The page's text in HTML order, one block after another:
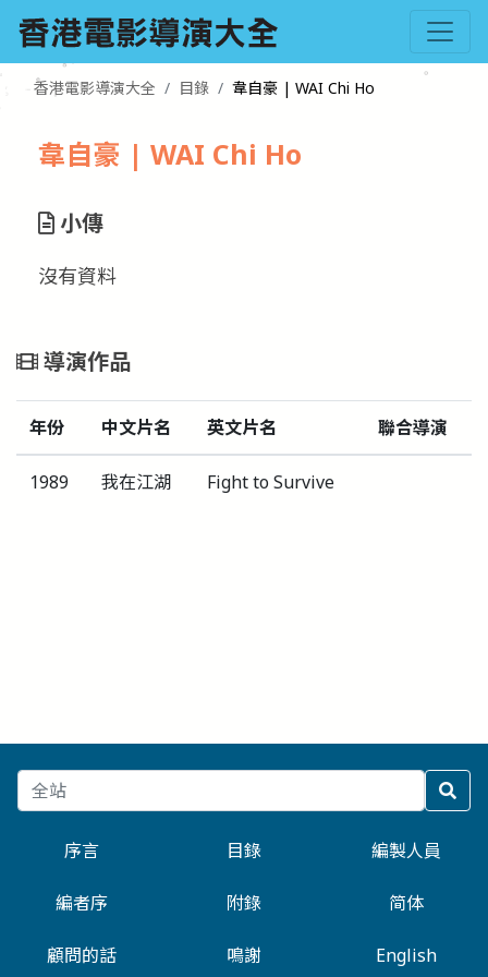
香港電影導演大全 目錄 韋自豪 | WAI Chi Ho
韋自豪 | WAI Chi Ho
小傳
沒有資料
導演作品
年份 中文片名 英文片名 聯合導演
1989 我在江湖 Fight to Survive
序言 目錄 編製人員
編者序 附錄 简体
顧問的話 鳴謝 English